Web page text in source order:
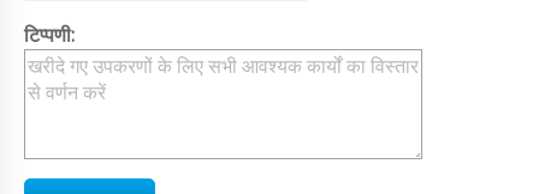
टिप्पणी: